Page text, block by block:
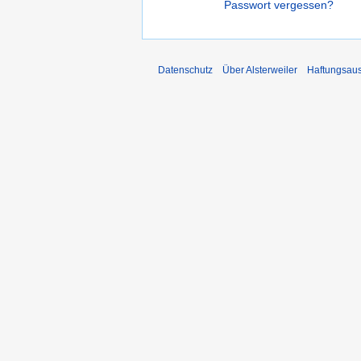
Passwort vergessen?
Datenschutz Über Alsterweiler